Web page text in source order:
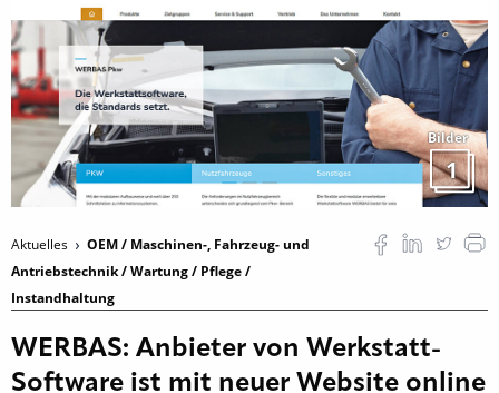
Bilder
1
Aktuelles
OEM / Maschinen-, Fahrzeug- und
Antriebstechnik / Wartung / Pflege /
Instandhaltung
WERBAS: Anbieter von Werkstatt-
Software ist mit neuer Website online